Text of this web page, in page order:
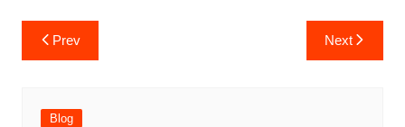
Prev Next
Blog